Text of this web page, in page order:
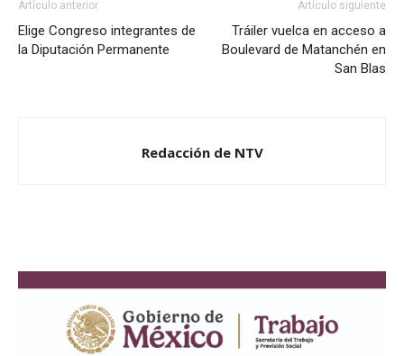
Artículo anterior
Elige Congreso integrantes de
la Diputación Permanente
Artículo siguiente
Tráiler vuelca en acceso a
Boulevard de Matanchén en
San Blas
Redacción de NTV